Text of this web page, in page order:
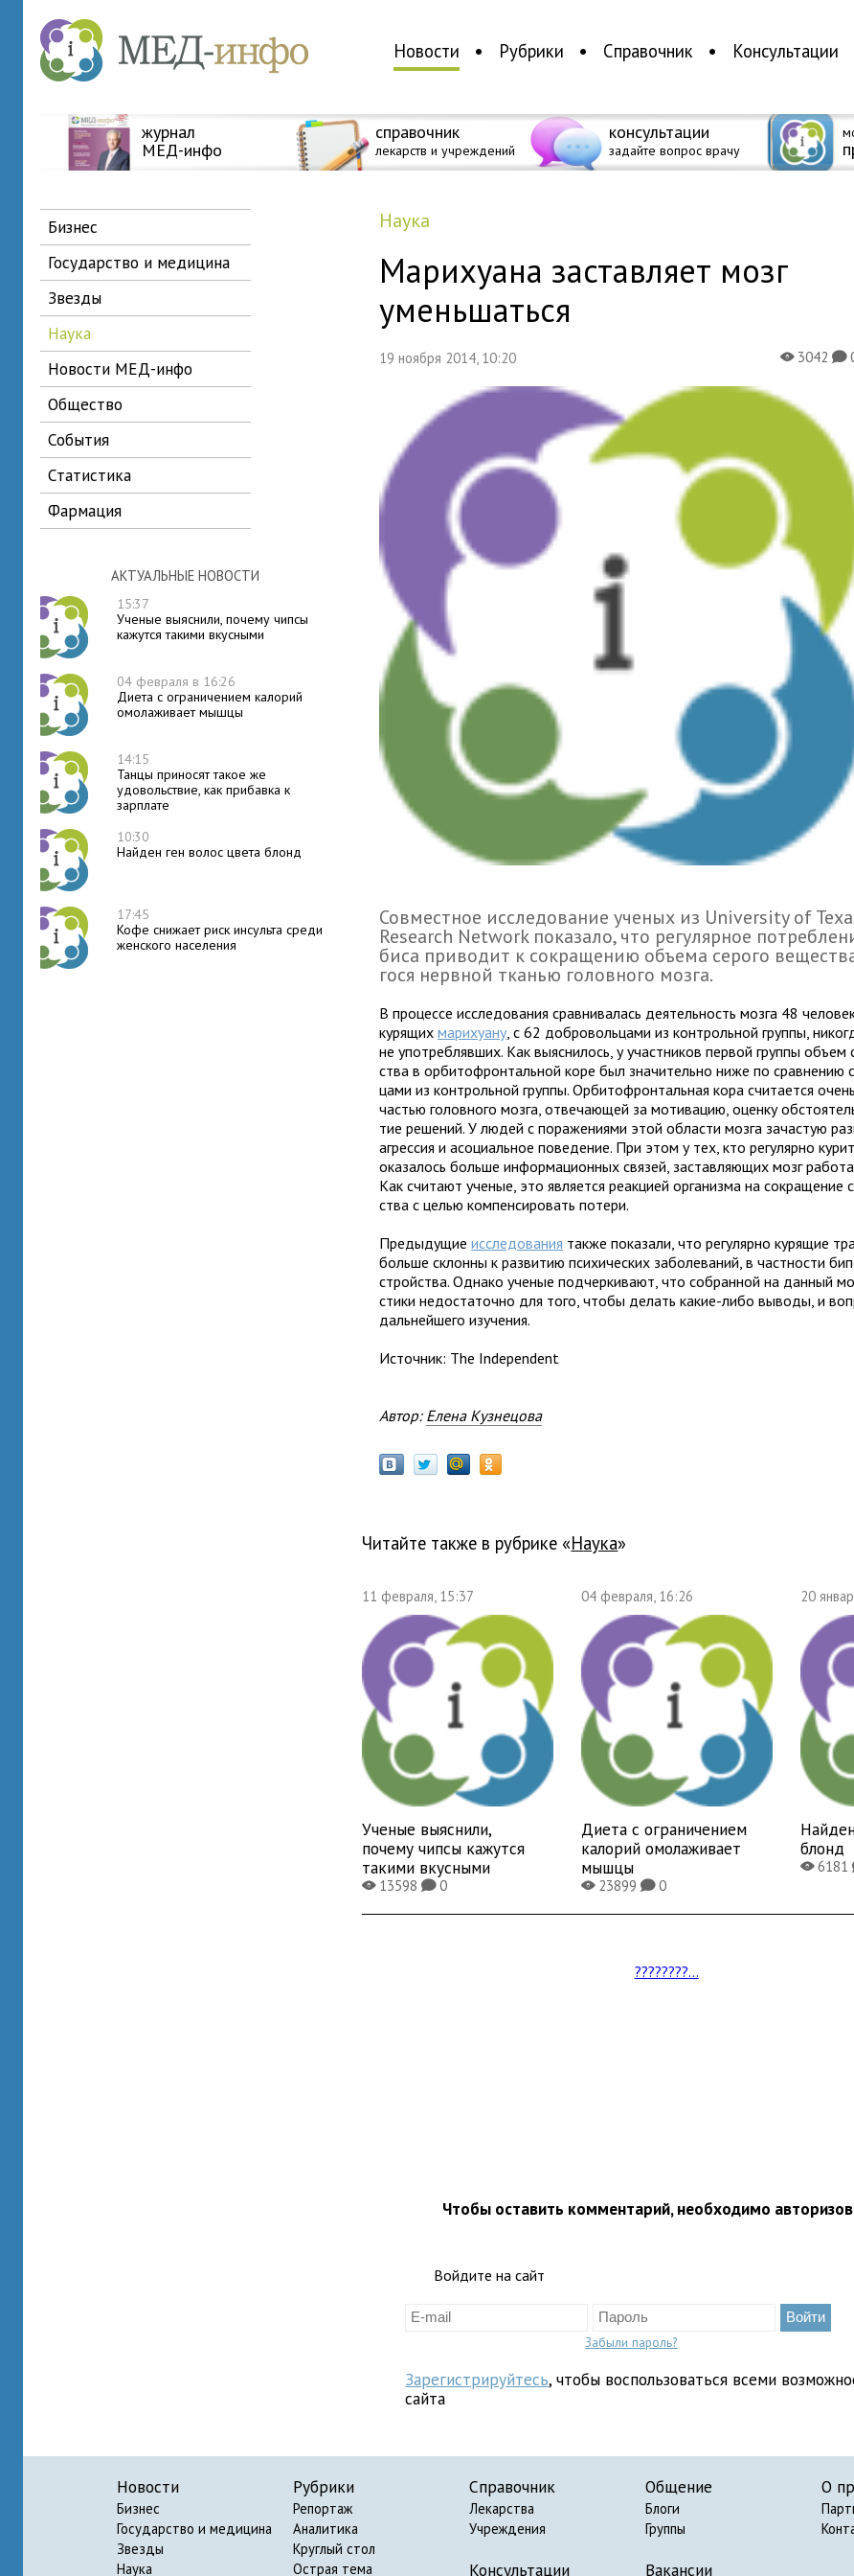
Новости Рубрики Справочник Консультации
журнал
МЕД-инфо
справочник
лекарств и учреждений
консультации
задайте вопрос врачу
бизнес
государство и медицина
звезды
наука
новости МЕД-инфо
общество
события
статистика
фармация
АКТУАЛЬНЫЕ НОВОСТИ
15:37
Ученые выяснили, почему чипсы
кажутся такими вкусными
04 февраля в 16:26
Диета с ограничением калорий
омолаживает мышцы
14:15
Танцы приносят такое же
удовольствие, как прибавка к
зарплате
10:30
Найден ген волос цвета блонд
17:45
Кофе снижает риск инсульта среди
женского населения
наука
Марихуана заставляет мозг
уменьшаться
19 ноября 2014, 10:20 X3042K
Совместное иссле­до­ва­ние уче­ных из University of
Research Network пока­зало, что регу­ляр­ное
биса при­во­дит к сокра­ще­нию объ­ема серого
гося нерв­ной тка­нью голов­ного мозга.
В про­цессе иссле­до­ва­ния срав­ни­ва­лась дея­тель­ность мозга 48
куря­щихмари­ху­ану, с 62 доб­ро­воль­цами из кон­троль­ной группы,
не упо­треб­ляв­ших. Как выяс­ни­лось, у участ­ни­ков пер­вой группы
ства в орби­то­фрон­таль­ной коре был зна­чи­тельно ниже по
цами из кон­троль­ной группы. Орбитофрон­таль­ная кора счи­та­ется
частью голов­ного мозга, отве­ча­ю­щей за моти­ва­цию, оценку
тие реше­ний. У людей с пора­же­ни­ями этой обла­сти мозга зача­стую
агрес­сия и асо­ци­аль­ное пове­де­ние. При этом у тех, кто регу­лярно
ока­за­лось больше инфор­ма­ци­он­ных свя­зей, застав­ля­ю­щих мозг
Как счи­тают уче­ные, это явля­ется реак­цией орга­низма на
ства с целью ком­пен­си­ро­вать потери.
Предыдущиеиссле­до­ва­ния также пока­зали, что регу­лярно куря­щие
больше склонны к раз­ви­тию пси­хи­че­ских заболе­ва­ний, в част­но­сти
строй­ства. Однако уче­ные под­чер­ки­вают, что собран­ной на дан­ный
стики недо­ста­точно для того, чтобы делать какие-либо выводы, и
даль­ней­шего изучения.
Источник: The Independent
Автор: Елена Кузнецова
Читайте также в рубрике « наука»
11 февраля, 15:37
Ученые выяснили,
почему чипсы кажутся
такими вкусными
X13598K0
04 февраля, 16:26
Диета с ограничением
калорий омолаживает
мышцы
X23899K0
20
блонд
X6181
????????...
Чтобы оставить комментарий, необходимо
Войдите на сайт
Забыли пароль?
Зарегистрируйтесь, чтобы воспользоваться всеми
сайта
Новости
Бизнес
Государство и медицина
Звезды
Наука
Рубрики
Репортаж
Аналитика
Круглый стол
Острая тема
Справочник
Лекарства
Учреждения
Консультации
Общение
Блоги
Группы
Вакансии
О